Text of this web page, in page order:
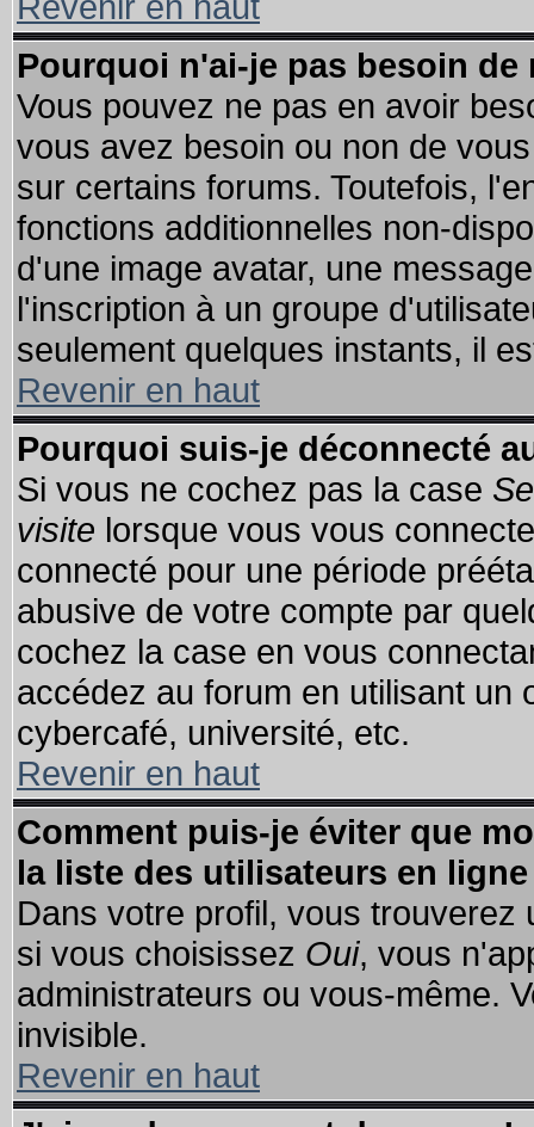
Pourquoi n'ai-je pas besoin de
Vous pouvez ne pas en avoir
vous avez besoin ou non de
sur certains forums. Toutefois,
fonctions additionnelles non-
d'une image avatar, une
l'inscription à un groupe
seulement quelques instants, il
Revenir en haut
Pourquoi suis-je déconnecté
Si vous ne cochez pas la case
visite lorsque vous vous
connecté pour une période
abusive de votre compte par
cochez la case en vous
accédez au forum en utilisant un
cybercafé, université, etc.
Revenir en haut
Comment puis-je éviter que
la liste des utilisateurs en
Dans votre profil, vous trouverez
si vous choisissez Oui, vous
administrateurs ou vous-même.
invisible.
Revenir en haut